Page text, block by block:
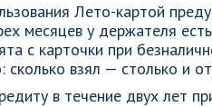
Лето-картой
месяцев у держателя
с карточки при
взял — столько и
в течение двух лет